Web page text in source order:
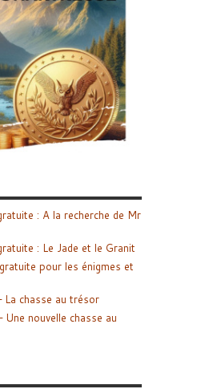
: A la recherche de Mr
: Le Jade et le Granit
pour les énigmes et
La chasse au trésor
Une nouvelle chasse au